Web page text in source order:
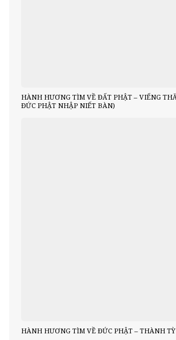
HÀNH HƯƠNG TÌM VỀ ĐẤT PHẬT – VIẾNG
ĐỨC PHẬT NHẬP NIẾT BÀN)
HÀNH HƯƠNG TÌM VỀ ĐỨC PHẬT – THÀNH